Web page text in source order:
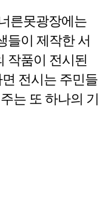
른못광장에는
들이 제작한 서
작품이 전시된
전시는 주민들
는 또 하나의 기